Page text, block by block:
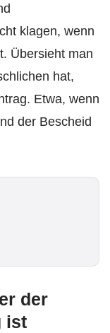
klagen, wenn
Übersieht man
hat,
Etwa, wenn
der Bescheid
der
ist